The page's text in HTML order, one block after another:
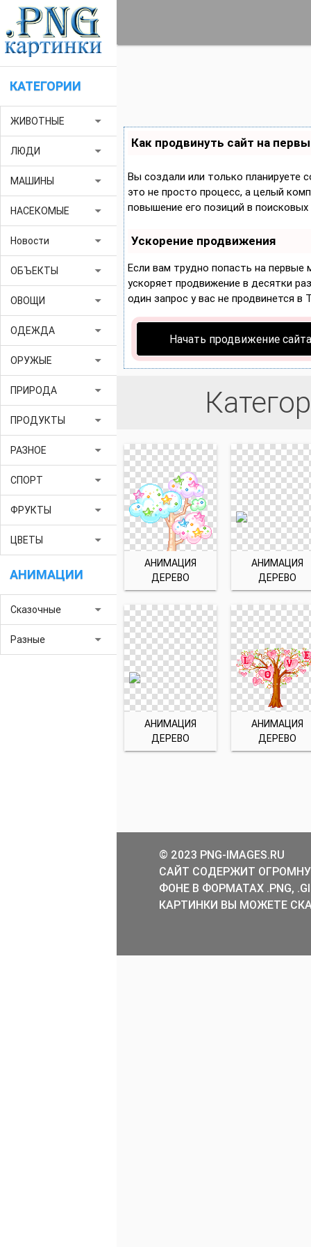
КАТЕГОРИИ
ЖИВОТНЫЕ arrow_drop_down
ЛЮДИ arrow_drop_down
МАШИНЫ arrow_drop_down
НАСЕКОМЫЕ arrow_drop_down
Новости arrow_drop_down
ОБЪЕКТЫ arrow_drop_down
ОВОЩИ arrow_drop_down
ОДЕЖДА arrow_drop_down
ОРУЖЫЕ arrow_drop_down
ПРИРОДА arrow_drop_down
ПРОДУКТЫ arrow_drop_down
РАЗНОЕ arrow_drop_down
СПОРТ arrow_drop_down
ФРУКТЫ arrow_drop_down
ЦВЕТЫ arrow_drop_down
АНИМАЦИИ
Сказочные arrow_drop_down
Разные arrow_drop_down
Как продвинуть сайт на
Вы создали или только планируете
это не просто процесс, а целый
повышение его позиций в поисковых
Ускорение продвижения
Если вам трудно попасть на первые
ускоряет продвижение в десятки
один запрос у вас не продвинется в
Начать продвижение сайта
АНИМАЦИЯ
ДЕРЕВО
АНИМАЦИЯ
ДЕРЕВО
АНИМАЦИЯ
ДЕРЕВО
АНИМАЦИЯ
ДЕРЕВО
© 2023 PNG-IMAGES.RU
САЙТ СОДЕРЖИТ
ФОНЕ В ФОРМАТАХ .PNG,
КАРТИНКИ ВЫ МОЖЕТЕ